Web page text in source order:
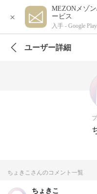
×
MEZONメゾ
ービス
入手 - Google Play
ユーザー詳細
ちょきこさんのコメント一覧
ちょきこ